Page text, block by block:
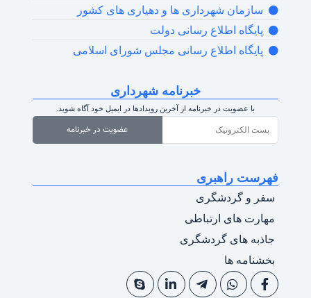
سازمان شهرداری ها و دهیاری های کشور
پایگاه اطلاع رسانی دولت
پایگاه اطلاع رسانی مجلس شورای اسلامی
خبرنامه شهرداری
با عضویت در خبرنامه از آخرین رویدادها در ایمیل خود آگاه شوید.
عضویت در خبرنامه
فهرست راهبری
سفر و گردشگری
مهارت های ارتباطی
جاذبه های گردشگری
بخشنامه ها